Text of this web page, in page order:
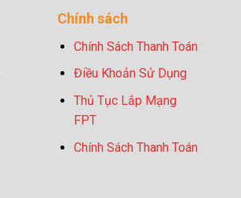
Chính sách
Chính Sách Thanh Toán
Điều Khoản Sử Dụng
Thủ Tục Lắp Mạng
FPT
Chính Sách Thanh Toán